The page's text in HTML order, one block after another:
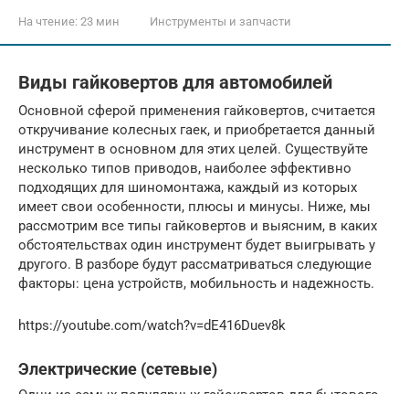
На чтение: 23 мин Инструменты и запчасти
Виды гайковертов для автомобилей
Основной сферой применения гайковертов, считается
откручивание колесных гаек, и приобретается данный
инструмент в основном для этих целей. Существуйте
несколько типов приводов, наиболее эффективно
подходящих для шиномонтажа, каждый из которых
имеет свои особенности, плюсы и минусы. Ниже, мы
рассмотрим все типы гайковертов и выясним, в каких
обстоятельствах один инструмент будет выигрывать у
другого. В разборе будут рассматриваться следующие
факторы: цена устройств, мобильность и надежность.
https://youtube.com/watch?v=dE416Duev8k
Электрические (сетевые)